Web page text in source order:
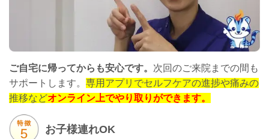
ご自宅に帰ってからも安心です。 次回のご来院までの間も
サポートします。 専用アプリでセルフケアの進捗や痛みの
推移などオンライン上でやり取りができます。
お子様連れOK